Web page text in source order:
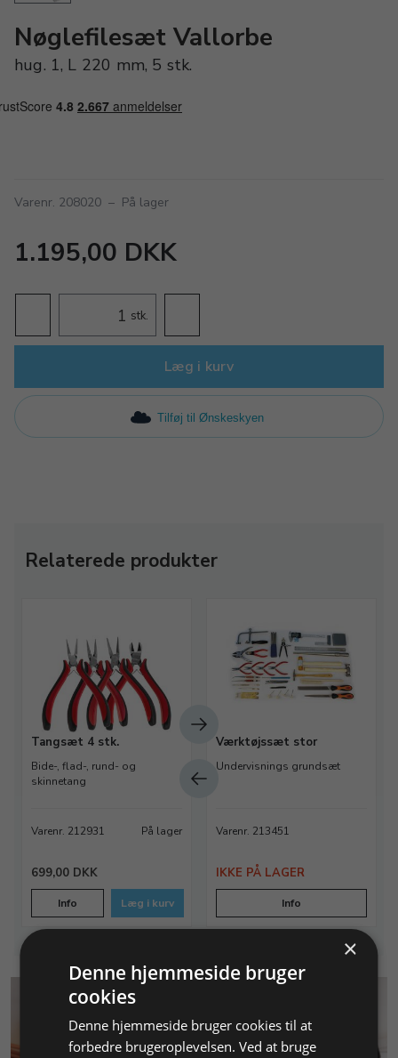
Nøglefilesæt Vallorbe
hug. 1, L 220 mm, 5 stk.
Varenr. 208020 – På lager
1.195,00 DKK
stk.
Læg i kurv
Tilføj til Ønskeskyen
Relaterede produkter
Tangsæt 4 stk.
Bide-, flad-, rund- og
skinnetang
Varenr. 212931 På lager
699,00 DKK
Info Læg i kurv
Værktøjssæt stor
Undervisnings grundsæt
Varenr. 213451
IKKE PÅ LAGER
Info
×
Denne hjemmeside bruger
cookies
Denne hjemmeside bruger cookies til at
forbedre brugeroplevelsen. Ved at bruge